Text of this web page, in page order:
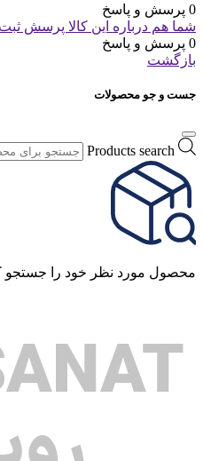
0 پرسش و پاسخ
شما هم درباره این کالا پرسش ثبت
0 پرسش و پاسخ
بازگشت
جست و جو محصولات
Products search
محصول مورد نظر خود را جستجو